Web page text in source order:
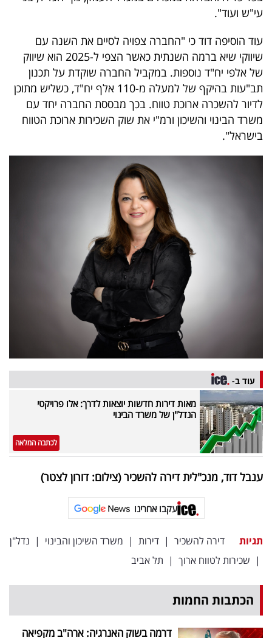
עי"ש ועוד".
עוד הוסיפה דוד כי "החברה צפויה לסיים את השנה עם
שיווקי שיא ברמה השנתית כאשר הצפי ל-2025 הוא שיווק
של אלפי יח"ד נוספות. במקביל החברה שוקדת על תכנון
תב"עות בהיקף של למעלה מ-110 אלף יח"ד, כשליש מתוכן
לדיור להשכרה ארוכת טווח. בכך מבססת החברה יחד עם
משרד הבינוי והשיכון ורמ"י את שוק השכירות ארוכת הטווח
בישראל".
עוד ב-
מאות דירות חדשות יוצאות לדרך: אלו פרויקטי
הנדל"ן של משרד הבינוי
לכתבה המלאה
ענבל דוד, מנכ"לית דירה להשכיר (צילום: דורון לצטר)
עקבו אחרינו
תגיות דירה להשכיר | דירות | משרד השיכון והבינוי | נדל"ן
| שכירות לטווח ארוך | תל אביב
הכתבות החמות
דרמה בשוק האנרגיה: ארה"ב מקפיאה